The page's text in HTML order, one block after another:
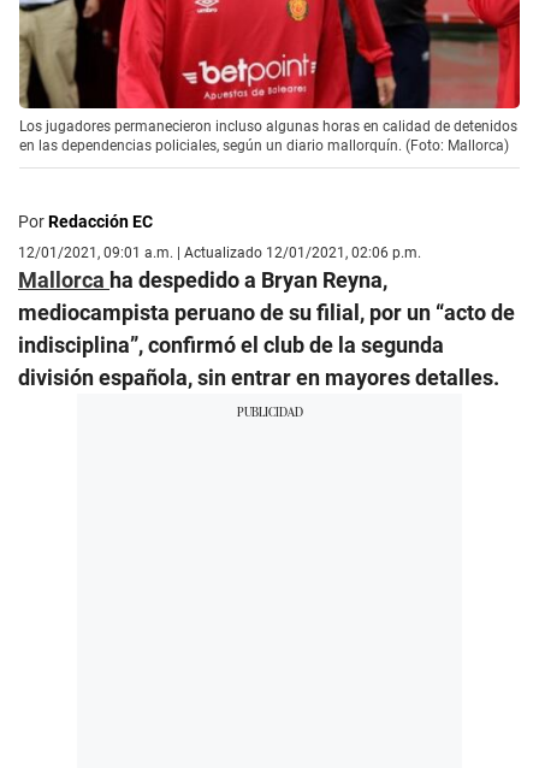
Los jugadores permanecieron incluso algunas horas en calidad de detenidos
en las dependencias policiales, según un diario mallorquín. (Foto: Mallorca)
PorRedacción EC
12/01/2021, 09:01 a.m. | Actualizado 12/01/2021, 02:06 p.m.
Mallorca ha despedido a Bryan Reyna,
mediocampista peruano de su filial, por un “acto de
indisciplina”, confirmó el club de la segunda
división española, sin entrar en mayores detalles.